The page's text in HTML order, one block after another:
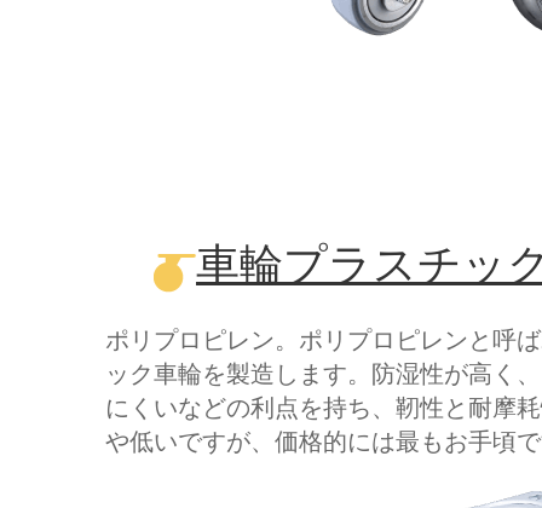
車輪プラスチッ
ポリプロピレン。ポリプロピレンと呼
ック車輪を製造します。防湿性が高く
にくいなどの利点を持ち、靭性と耐摩
や低いですが、価格的には最もお手頃